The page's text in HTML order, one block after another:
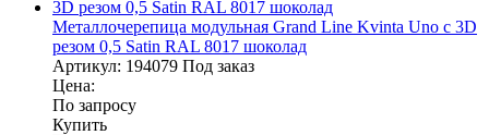
Металлочерепица модульная Grand Line Kvinta Uno c 3D
резом 0,5 Satin RAL 8017 шоколад
Артикул: 194079 Под заказ
Цена:
По запросу
Купить